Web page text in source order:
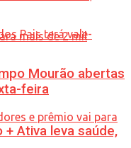
Ativa leva saúde,
Mourão abertas
feira